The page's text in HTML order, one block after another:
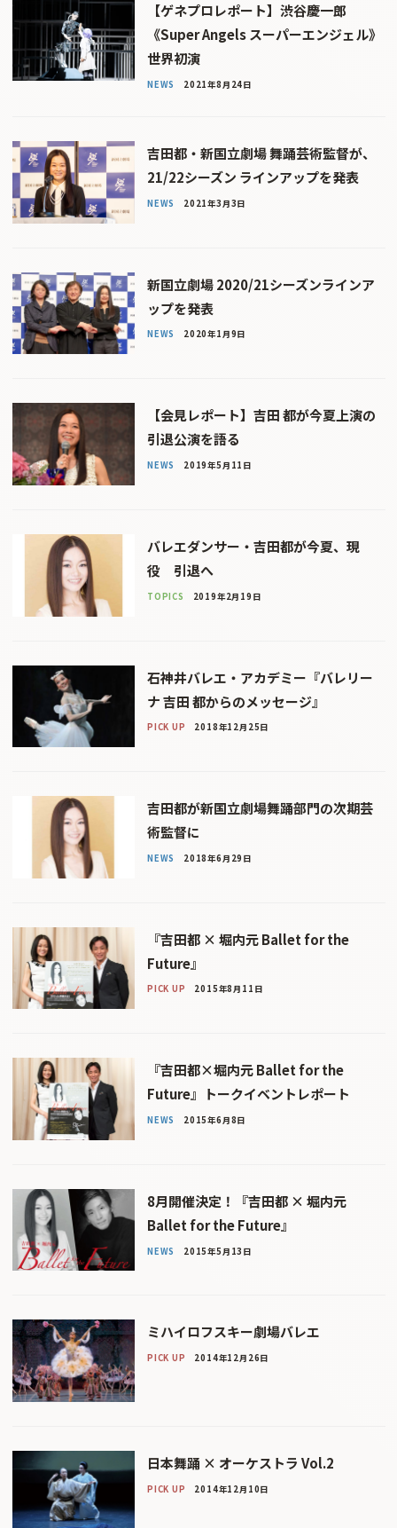
【ゲネプロレポート】渋谷慶一郎
《Super Angels スーパーエンジェル》
世界初演
NEWS 2021年8月24日
吉田都・新国立劇場 舞踊芸術監督が、
21/22シーズン ラインアップを発表
NEWS 2021年3月3日
新国立劇場 2020/21シーズンラインア
ップを発表
NEWS 2020年1月9日
【会見レポート】吉田 都が今夏上演の
引退公演を語る
NEWS 2019年5月11日
バレエダンサー・吉田都が今夏、現
役 引退へ
TOPICS 2019年2月19日
石神井バレエ・アカデミー『バレリー
ナ 吉田 都からのメッセージ』
PICK UP 2018年12月25日
吉田都が新国立劇場舞踊部門の次期芸
術監督に
NEWS 2018年6月29日
『吉田都 × 堀内元 Ballet for the
Future』
PICK UP 2015年8月11日
『吉田都×堀内元 Ballet for the
Future』トークイベントレポート
NEWS 2015年6月8日
8月開催決定！『吉田都 × 堀内元
Ballet for the Future』
NEWS 2015年5月13日
ミハイロフスキー劇場バレエ
PICK UP 2014年12月26日
日本舞踊 × オーケストラ Vol.2
PICK UP 2014年12月10日